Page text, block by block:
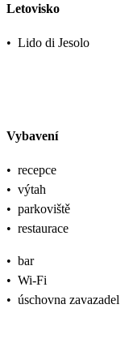
Letovisko
• Lido di Jesolo
Vybavení
• recepce
• výtah
• parkoviště
• restaurace
• bar
• Wi-Fi
• úschovna zavazadel